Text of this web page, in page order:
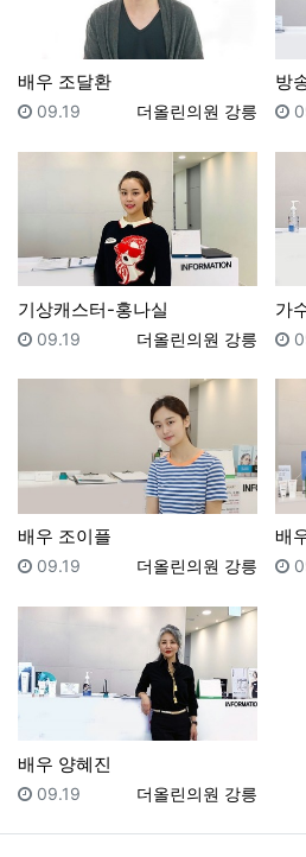
배우 조달환
등록자
더올린의원 강릉
등록일
09.19
방
기상캐스터-홍나실
등록자
더올린의원 강릉
등록일
09.19
가
배우 조이플
등록자
더올린의원 강릉
등록일
09.19
배
배우 양혜진
등록자
더올린의원 강릉
등록일
09.19